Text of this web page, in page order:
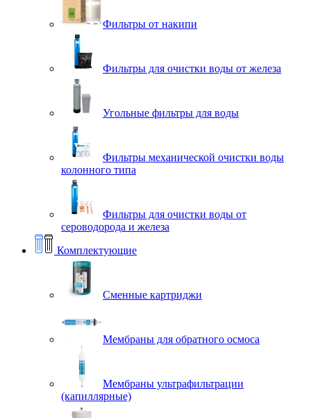
Фильтры от накипи
Фильтры для очистки воды от железа
Угольные фильтры для воды
Фильтры механической очистки воды
колонного типа
Фильтры для очистки воды от
сероводорода и железа
Комплектующие
Сменные картриджи
Мембраны для обратного осмоса
Мембраны ультрафильтрации
(капиллярные)